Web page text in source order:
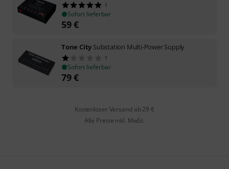
1
Sofort lieferbar
59€
Tone City Substation Multi-Power Supply
1
Sofort lieferbar
79€
Kostenloser Versand ab 29 €
Alle Preise inkl. MwSt.